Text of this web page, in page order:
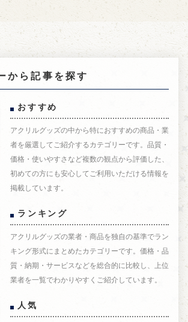
から記事を探す
おすすめ
アクリルグッズの中から特におすすめの商品・業
者を厳選してご紹介するカテゴリーです。品質・
価格・使いやすさなど複数の観点から評価した、
初めての方にも安心してご利用いただける情報を
掲載しています。
ランキング
アクリルグッズの業者・商品を独自の基準でラン
キング形式にまとめたカテゴリーです。価格・品
質・納期・サービスなどを総合的に比較し、上位
業者を一覧でわかりやすくご紹介しています。
人気